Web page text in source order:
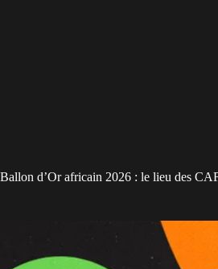
Ballon d’Or africain 2026 : le lieu des